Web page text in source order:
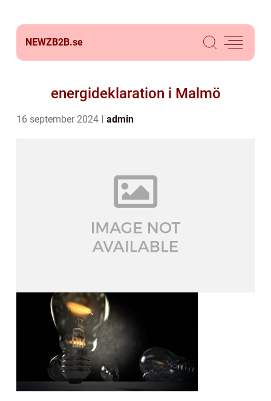
NEWZB2B.se
energideklaration i Malmö
16 september 2024 admin